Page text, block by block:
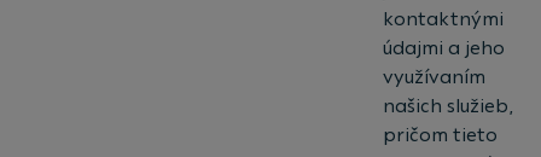
kontaktnými
údajmi a jeho
využívaním
našich služieb,
pričom tieto